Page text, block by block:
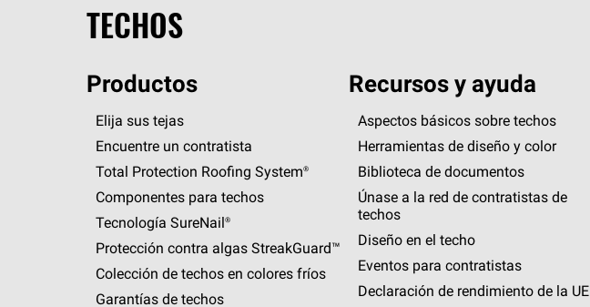
TECHOS
Productos
Elija sus tejas
Encuentre un contratista
Total Protection Roofing System®
Componentes para techos
Tecnología SureNail®
Protección contra algas StreakGuard™
Colección de techos en colores fríos
Garantías de techos
Recursos y ayuda
Aspectos básicos sobre techos
Herramientas de diseño y color
Biblioteca de documentos
Únase a la red de contratistas de
techos
Diseño en el techo
Eventos para contratistas
Declaración de rendimiento de la UE